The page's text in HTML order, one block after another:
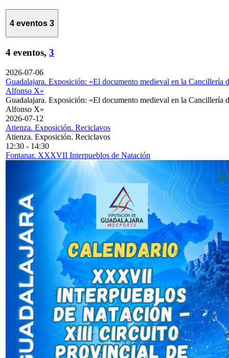
4 eventos 3
4 eventos, 3
2026-07-06
Guadalajara. Exposición: «El documento medieval en la Cancillería
Alfonso X»
Guadalajara. Exposición: «El documento medieval en la Cancillería
Alfonso X»
2026-07-12
Atienza. Exposición. Reciclavos
Atienza. Exposición. Reciclavos
12:30 - 14:30
Fontanar. XXXVII Interpueblos de Natación